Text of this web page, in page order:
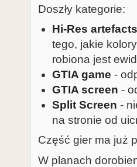
Doszły kategorie:
Hi-Res artefacts
tego, jakie
robiona jest
GTIA game -
GTIA screen -
Split Screen -
na stronie od
Część gier ma już
W planach